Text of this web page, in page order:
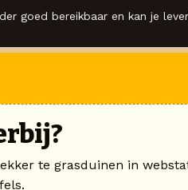
goed bereikbaar en kan je
te grasduinen in